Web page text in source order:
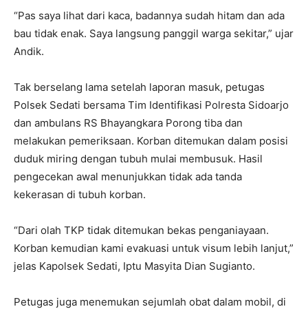
“Pas saya lihat dari kaca, badannya sudah hitam dan ada
bau tidak enak. Saya langsung panggil warga sekitar,” ujar
Andik.
Tak berselang lama setelah laporan masuk, petugas
Polsek Sedati bersama Tim Identifikasi Polresta Sidoarjo
dan ambulans RS Bhayangkara Porong tiba dan
melakukan pemeriksaan. Korban ditemukan dalam posisi
duduk miring dengan tubuh mulai membusuk. Hasil
pengecekan awal menunjukkan tidak ada tanda
kekerasan di tubuh korban.
“Dari olah TKP tidak ditemukan bekas penganiayaan.
Korban kemudian kami evakuasi untuk visum lebih lanjut,”
jelas Kapolsek Sedati, Iptu Masyita Dian Sugianto.
Petugas juga menemukan sejumlah obat dalam mobil, di